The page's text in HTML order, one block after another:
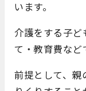
います。
介護をする子
て・教育費など
前提として、親